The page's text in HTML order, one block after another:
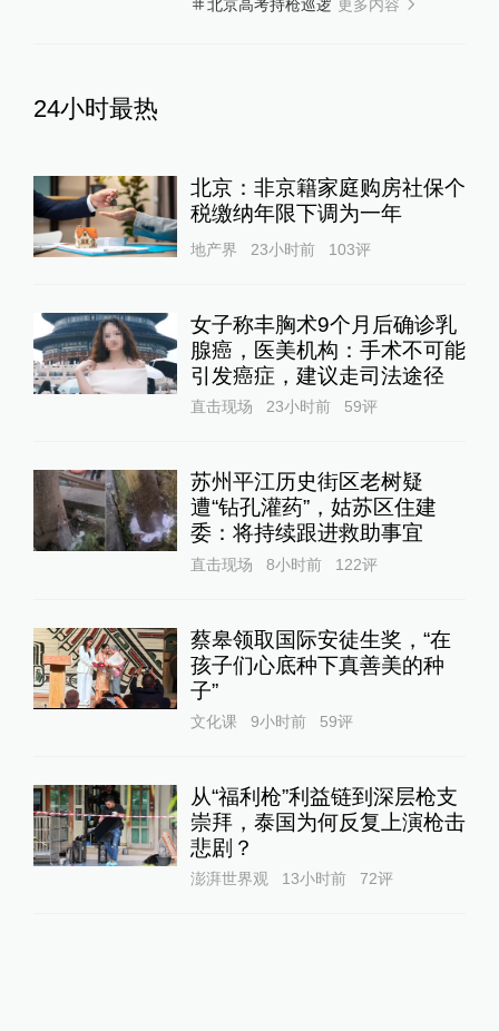
北京高考持枪巡逻 更多内容
24小时最热
北京：非京籍家庭购房社保个
税缴纳年限下调为一年
地产界 23小时前 103评
女子称丰胸术9个月后确诊乳
腺癌，医美机构：手术不可能
引发癌症，建议走司法途径
直击现场 23小时前 59评
苏州平江历史街区老树疑
遭“钻孔灌药”，姑苏区住建
委：将持续跟进救助事宜
直击现场 8小时前 122评
蔡皋领取国际安徒生奖，“在
孩子们心底种下真善美的种
子”
文化课 9小时前 59评
从“福利枪”利益链到深层枪支
崇拜，泰国为何反复上演枪击
悲剧？
澎湃世界观 13小时前 72评